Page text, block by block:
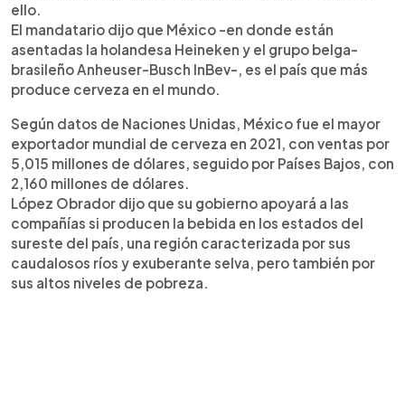
ello.
El mandatario dijo que México -en donde están
asentadas la holandesa Heineken y el grupo belga-
brasileño Anheuser-Busch InBev-, es el país que más
produce cerveza en el mundo.
Según datos de Naciones Unidas, México fue el mayor
exportador mundial de cerveza en 2021, con ventas por
5,015 millones de dólares, seguido por Países Bajos, con
2,160 millones de dólares.
López Obrador dijo que su gobierno apoyará a las
compañías si producen la bebida en los estados del
sureste del país, una región caracterizada por sus
caudalosos ríos y exuberante selva, pero también por
sus altos niveles de pobreza.